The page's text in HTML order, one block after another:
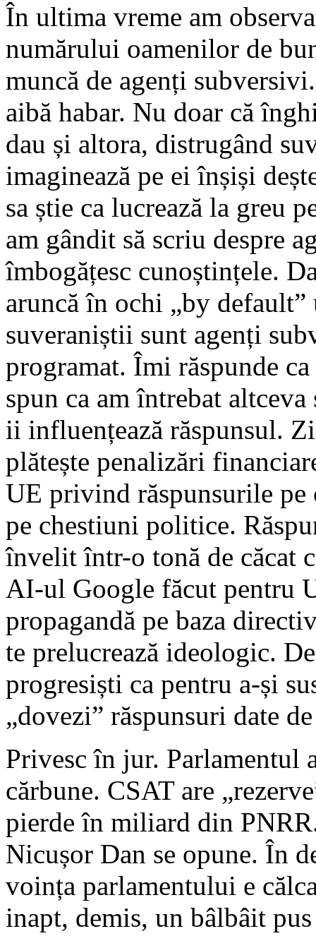
În ultima vreme am
numărului oamenilor de
muncă de agenți
aibă habar. Nu doar că
dau și altora, distrugând
imaginează pe ei înșiși
sa știe ca lucrează la greu
am gândit să scriu despre
îmbogățesc cunoștințele.
aruncă în ochi „by
suveraniștii sunt agenți
programat. Îmi răspunde
spun ca am întrebat
ii influențează răspunsul.
plătește penalizări
UE privind răspunsurile pe
pe chestiuni politice.
învelit într-o tonă de căcat
AI-ul Google făcut pentru
propagandă pe baza
te prelucrează ideologic.
progresiști ca pentru a-și
„dovezi” răspunsuri date
Privesc în jur. Parlamentul
cărbune. CSAT are
pierde în miliard din
Nicușor Dan se opune. În
voința parlamentului e
inapt, demis, un bâlbâit